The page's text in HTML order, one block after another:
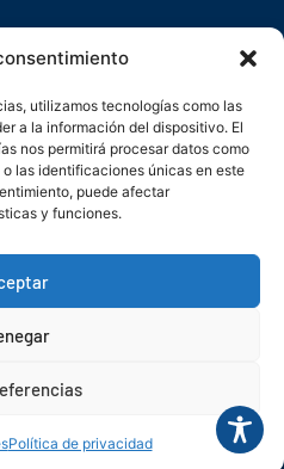
utilizamos tecnologías como las
a la información del dispositivo. El
nos permitirá procesar datos como
las identificaciones únicas en este
puede afectar
y funciones.
Política de privacidad
de cookies